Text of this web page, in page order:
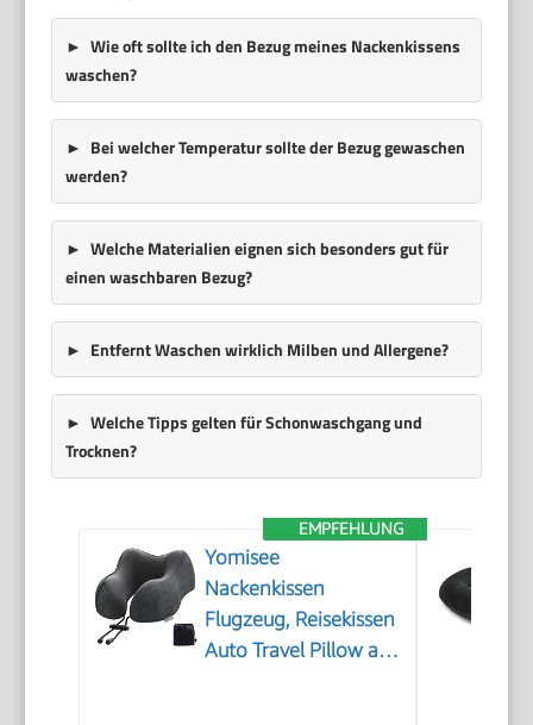
Wie oft sollte ich den Bezug meines Nackenkissens
waschen?
Bei welcher Temperatur sollte der Bezug gewaschen
werden?
Welche Materialien eignen sich besonders gut für
einen waschbaren Bezug?
Entfernt Waschen wirklich Milben und Allergene?
Welche Tipps gelten für Schonwaschgang und
Trocknen?
EMPFEHLUNG
Yomisee
Nackenkissen
Flugzeug, Reisekissen
Auto Travel Pillow aus